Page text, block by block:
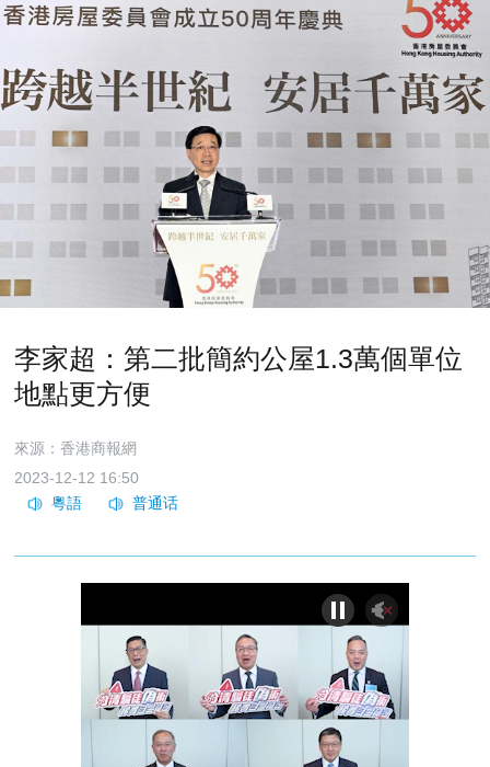
李家超：第二批簡約公屋1.3萬個單位
地點更方便
來源：香港商報網
2023-12-12 16:50